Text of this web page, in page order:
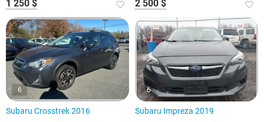
1 250 $ 2 500 $
6
Subaru Crosstrek 2016
6
Subaru Impreza 2019